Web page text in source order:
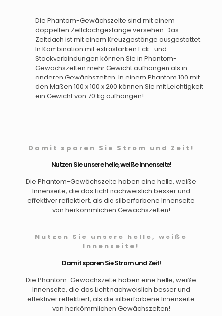
Die Phantom-Gewächszelte sind mit einem
doppelten Zeltdachgestänge versehen: Das
Zeltdach ist mit einem Kreuzgestänge ausgestattet.
In Kombination mit extrastarken Eck- und
Stockverbindungen können Sie in Phantom-
Gewächszelten mehr Gewicht aufhängen als in
anderen Gewächszelten. In einem Phantom 100 mit
den Maßen 100 x 100 x 200 können Sie mit Leichtigkeit
ein Gewicht von 70 kg aufhängen!
Damit sparen Sie Strom und Zeit!
Nutzen Sie unsere helle, weiße Innenseite!
Die Phantom-Gewächszelte haben eine helle, weiße
Innenseite, die das Licht nachweislich besser und
effektiver reflektiert, als die silberfarbene Innenseite
von herkömmlichen Gewächszelten!
Nutzen Sie unsere helle, weiße
Innenseite!
Damit sparen Sie Strom und Zeit!
Die Phantom-Gewächszelte haben eine helle, weiße
Innenseite, die das Licht nachweislich besser und
effektiver reflektiert, als die silberfarbene Innenseite
von herkömmlichen Gewächszelten!